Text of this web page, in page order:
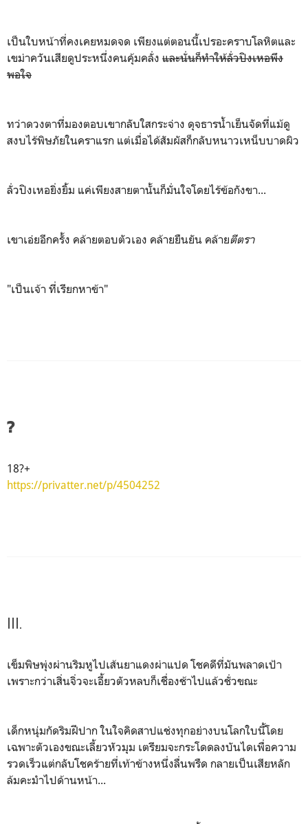
เป็นใบหน้าที่คงเคยหมดจด เพียงแต่ตอนนี้เปรอะคราบโลหิตและ
เขม่าควันเสียดูประหนึ่งคนคุ้มคลั่ง และนั่นก็ทำให้ลั่วปิงเหอพึง
พอใจ
ทว่าดวงตาที่มองตอบเขากลับใสกระจ่าง ดุจธารน้ำเย็นจัดที่แม้ดู
สงบไร้พิษภัยในคราแรก แต่เมื่อได้สัมผัสก็กลับหนาวเหน็บบาดผิว
ลั่วปิงเหอยิ่งยิ้ม แค่เพียงสายตานั้นก็มั่นใจโดยไร้ข้อกังขา...
เขาเอ่ยอีกครั้ง คล้ายตอบตัวเอง คล้ายยืนยัน คล้ายตีตรา
"เป็นเจ้า ที่เรียกหาข้า"
?
18?+
https://privatter.net/p/4504252
III.
เข็มพิษพุ่งผ่านริมหูไปเส้นยาแดงผ่าแปด โชคดีที่มันพลาดเป้า
เพราะกว่าเสิ่นจิ่วจะเอี้ยวตัวหลบก็เชื่องช้าไปแล้วชั่วขณะ
เด็กหนุ่มกัดริมฝีปาก ในใจคิดสาปแช่งทุกอย่างบนโลกใบนี้โดย
เฉพาะตัวเองขณะเลี้ยวหัวมุม เตรียมจะกระโดดลงบันไดเพื่อความ
รวดเร็วแต่กลับโชคร้ายที่เท้าข้างหนึ่งลื่นพรืด กลายเป็นเสียหลัก
ล้มคะมำไปด้านหน้า...